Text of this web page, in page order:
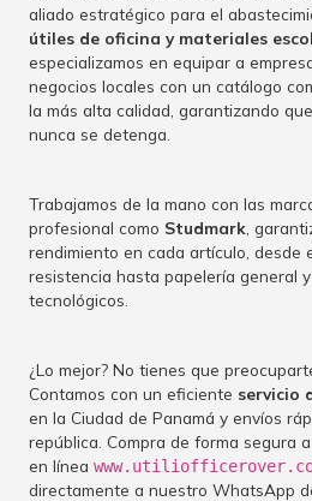
aliado estratégico para el
útiles de oficina y materiales
especializamos en equipar a
negocios locales con un catálogo
la más alta calidad, garantizando
nunca se detenga.
Trabajamos de la mano con las
profesional como Studmark ,
rendimiento en cada artículo, desde
resistencia hasta papelería general
tecnológicos.
¿Lo mejor? No tienes que
Contamos con un eficiente servicio
en la Ciudad de Panamá y envíos
república. Compra de forma segura
en línea
directamente a nuestro WhatsApp